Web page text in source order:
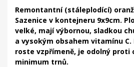
Remontantní (stáleplodící)
Sazenice v kontejneru 9x9cm.
velké, mají výbornou, sladkou
a vysokým obsahem vitamínu
roste vzpřímeně, je odolný proti
minimum trnů.